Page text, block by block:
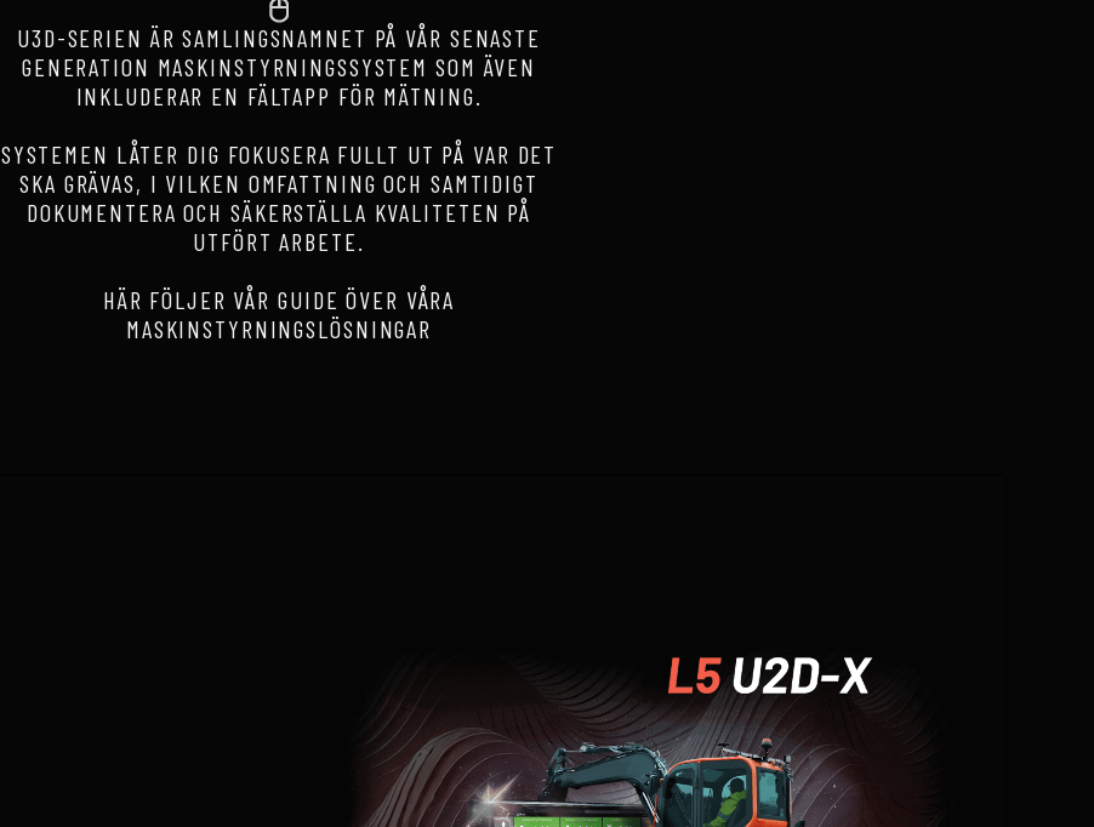
U3D-SERIEN ÄR SAMLINGSNAMNET PÅ VÅR SENASTE
GENERATION MASKINSTYRNINGSSYSTEM SOM ÄVEN
INKLUDERAR EN FÄLTAPP FÖR MÄTNING.
SYSTEMEN LÅTER DIG FOKUSERA FULLT UT PÅ VAR DET
SKA GRÄVAS, I VILKEN OMFATTNING OCH SAMTIDIGT
DOKUMENTERA OCH SÄKERSTÄLLA KVALITETEN PÅ
UTFÖRT ARBETE.
HÄR FÖLJER VÅR GUIDE ÖVER VÅRA
MASKINSTYRNINGSLÖSNINGAR